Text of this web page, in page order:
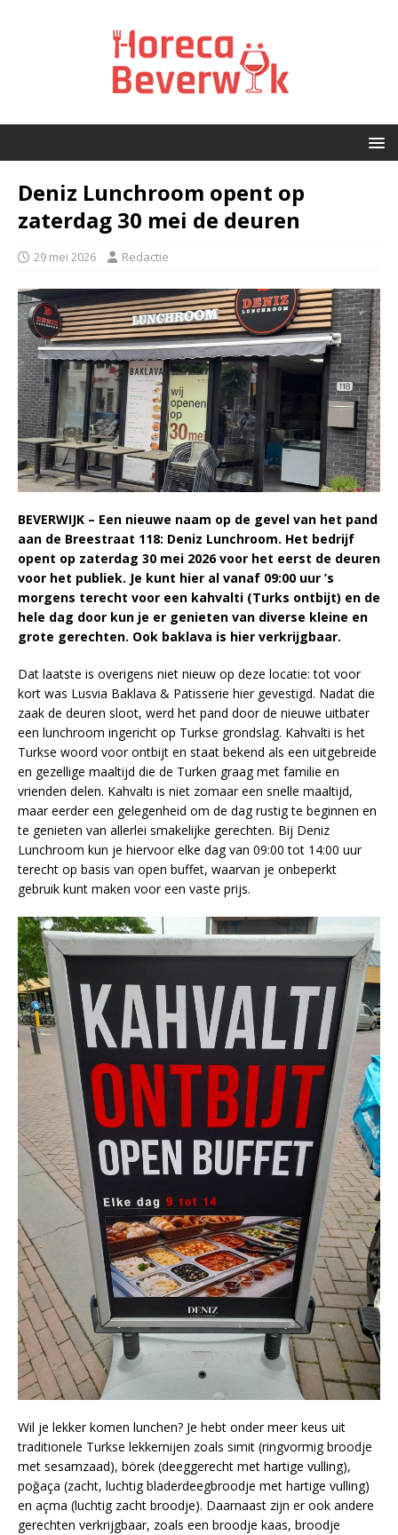
Deniz Lunchroom opent op
zaterdag 30 mei de deuren
29 mei 2026 Redactie
BEVERWIJK – Een nieuwe naam op de gevel van het pand
aan de Breestraat 118: Deniz Lunchroom. Het bedrijf
opent op zaterdag 30 mei 2026 voor het eerst de deuren
voor het publiek. Je kunt hier al vanaf 09:00 uur ’s
morgens terecht voor een kahvalti (Turks ontbijt) en de
hele dag door kun je er genieten van diverse kleine en
grote gerechten. Ook baklava is hier verkrijgbaar.
Dat laatste is overigens niet nieuw op deze locatie: tot voor
kort was Lusvia Baklava & Patisserie hier gevestigd. Nadat die
zaak de deuren sloot, werd het pand door de nieuwe uitbater
een lunchroom ingericht op Turkse grondslag. Kahvalti is het
Turkse woord voor ontbijt en staat bekend als een uitgebreide
en gezellige maaltijd die de Turken graag met familie en
vrienden delen. Kahvaltı is niet zomaar een snelle maaltijd,
maar eerder een gelegenheid om de dag rustig te beginnen en
te genieten van allerlei smakelijke gerechten. Bij Deniz
Lunchroom kun je hiervoor elke dag van 09:00 tot 14:00 uur
terecht op basis van open buffet, waarvan je onbeperkt
gebruik kunt maken voor een vaste prijs.
Wil je lekker komen lunchen? Je hebt onder meer keus uit
traditionele Turkse lekkernijen zoals simit (ringvormig broodje
met sesamzaad), börek (deeggerecht met hartige vulling),
poğaça (zacht, luchtig bladerdeegbroodje met hartige vulling)
en açma (luchtig zacht broodje). Daarnaast zijn er ook andere
gerechten verkrijgbaar, zoals een broodje kaas, broodje